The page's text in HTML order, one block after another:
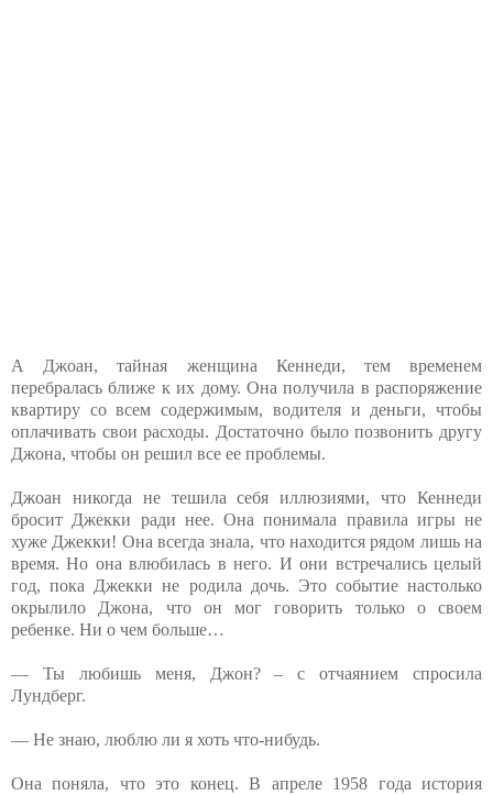
А Джоан, тайная женщина Кеннеди, тем временем
перебралась ближе к их дому. Она получила в распоряжение
квартиру со всем содержимым, водителя и деньги, чтобы
оплачивать свои расходы. Достаточно было позвонить другу
Джона, чтобы он решил все ее проблемы.
Джоан никогда не тешила себя иллюзиями, что Кеннеди
бросит Джекки ради нее. Она понимала правила игры не
хуже Джекки! Она всегда знала, что находится рядом лишь на
время. Но она влюбилась в него. И они встречались целый
год, пока Джекки не родила дочь. Это событие настолько
окрылило Джона, что он мог говорить только о своем
ребенке. Ни о чем больше…
— Ты любишь меня, Джон? – с отчаянием спросила
Лундберг.
— Не знаю, люблю ли я хоть что-нибудь.
Она поняла, что это конец. В апреле 1958 года история